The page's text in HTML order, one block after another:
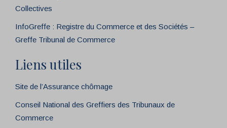
Collectives
InfoGreffe : Registre du Commerce et des Sociétés –
Greffe Tribunal de Commerce
Liens utiles
Site de l’Assurance chômage
Conseil National des Greffiers des Tribunaux de
Commerce